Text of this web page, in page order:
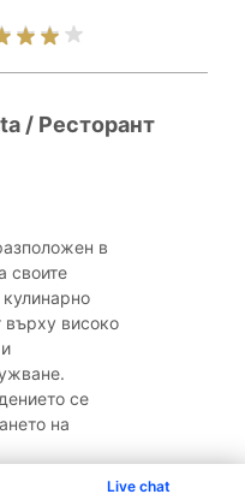
Live chat
/ Ресторант
в
своите
кулинарно
върху високо
се
на